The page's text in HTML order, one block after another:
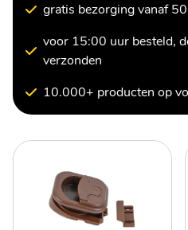
gratis bezorging vanaf
voor 15:00 uur besteld,
verzonden
10.000+ producten op